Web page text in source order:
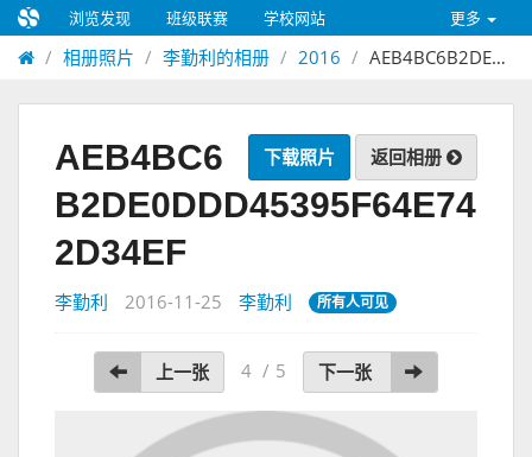
更多
浏览发现 班级联赛 学校网站
相册照片 李勤利的相册 2016 AEB4BC6B2DE0DDD45395F64E742D34EF
下载照片 返回相册
AEB4BC6
B2DE0DDD45395F64E74
2D34EF
李勤利 2016-11-25 李勤利 所有人可见
上一张 4 / 5 下一张